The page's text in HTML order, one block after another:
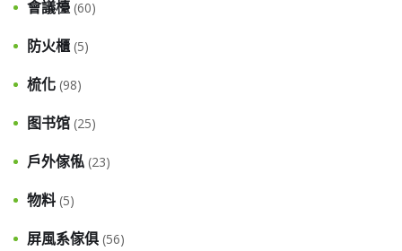
會議檯 (60)
防火櫃 (5)
梳化 (98)
图书馆 (25)
戶外傢俬 (23)
物料 (5)
屏風系傢俱 (56)